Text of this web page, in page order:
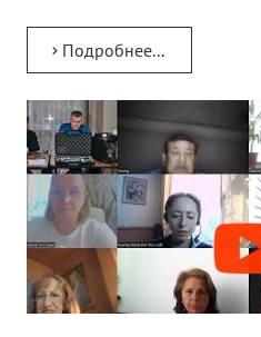
Международный
Международный поэтический
Международный
Выставка «Книжная
Авторское кино Олега
Конкурс городов России на
Подробнее...